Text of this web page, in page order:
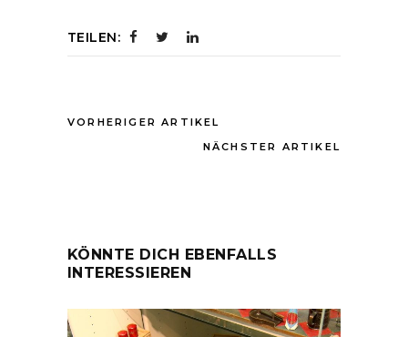
TEILEN:
VORHERIGER ARTIKEL
NÄCHSTER ARTIKEL
KÖNNTE DICH EBENFALLS
INTERESSIEREN